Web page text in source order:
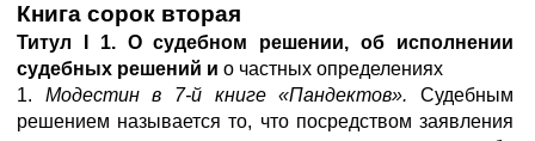
Книга сорок вторая
Титул 1. О судебном решении, об исполнении
судебных решений и о частных определениях
1. Модестин в 7-й книге «Пандектов».Судебным
решением называется то, что посредством заявления